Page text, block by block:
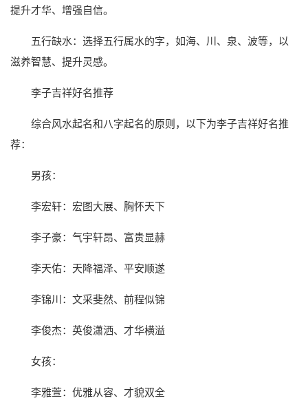
提升才华、增强自信。
五行缺水：选择五行属水的字，如海、川、泉、波等，以
滋养智慧、提升灵感。
李子吉祥好名推荐
综合风水起名和八字起名的原则，以下为李子吉祥好名推
荐：
男孩：
李宏轩：宏图大展、胸怀天下
李子豪：气宇轩昂、富贵显赫
李天佑：天降福泽、平安顺遂
李锦川：文采斐然、前程似锦
李俊杰：英俊潇洒、才华横溢
女孩：
李雅萱：优雅从容、才貌双全